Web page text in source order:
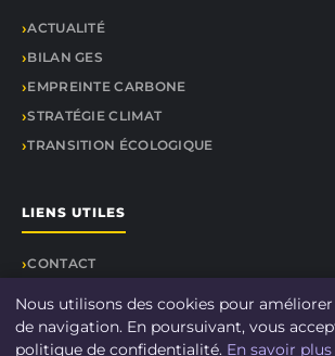
ACTUALITÉ
BILAN GES
EMPREINTE CARBONE
STRATÉGIE CLIMAT
TRANSITION ÉCOLOGIQUE
LIENS UTILES
CONTACT
Nous utilisons des cookies pour
de navigation. En poursuivant, vous
politique de confidentialité. En savoir plus